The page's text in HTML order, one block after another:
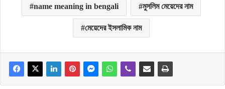
name meaning in bengali মুসলিম মেয়েদের নাম
মেয়েদের ইসলামিক নাম